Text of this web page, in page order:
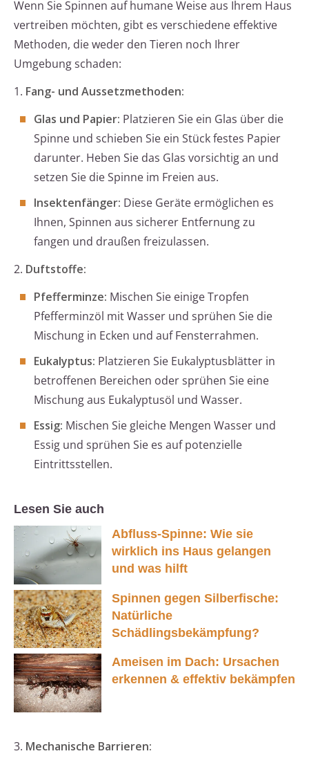
Wenn Sie Spinnen auf humane Weise aus Ihrem Haus
vertreiben möchten, gibt es verschiedene effektive
Methoden, die weder den Tieren noch Ihrer
Umgebung schaden:
1. Fang- und Aussetzmethoden:
Glas und Papier: Platzieren Sie ein Glas über die
Spinne und schieben Sie ein Stück festes Papier
darunter. Heben Sie das Glas vorsichtig an und
setzen Sie die Spinne im Freien aus.
Insektenfänger: Diese Geräte ermöglichen es
Ihnen, Spinnen aus sicherer Entfernung zu
fangen und draußen freizulassen.
2. Duftstoffe:
Pfefferminze: Mischen Sie einige Tropfen
Pfefferminzöl mit Wasser und sprühen Sie die
Mischung in Ecken und auf Fensterrahmen.
Eukalyptus: Platzieren Sie Eukalyptusblätter in
betroffenen Bereichen oder sprühen Sie eine
Mischung aus Eukalyptusöl und Wasser.
Essig: Mischen Sie gleiche Mengen Wasser und
Essig und sprühen Sie es auf potenzielle
Eintrittsstellen.
Lesen Sie auch
Abfluss-Spinne: Wie sie
wirklich ins Haus gelangen
und was hilft
Spinnen gegen Silberfische:
Natürliche
Schädlingsbekämpfung?
Ameisen im Dach: Ursachen
erkennen & effektiv bekämpfen
3. Mechanische Barrieren: